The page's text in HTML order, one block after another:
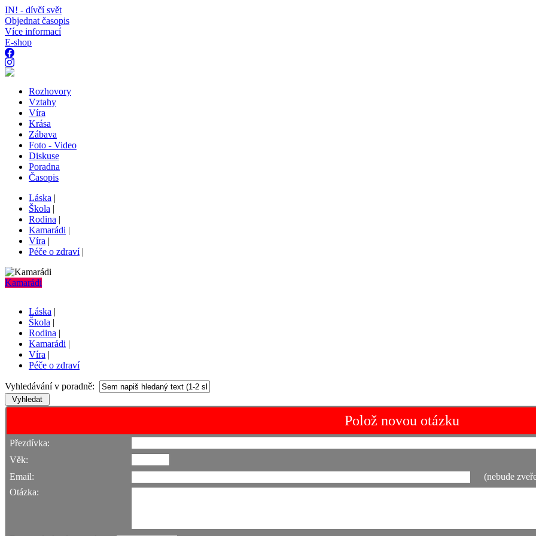
IN! - dívčí svět
Objednat časopis
Více informací
E-shop
Rozhovory
Vztahy
Víra
Krása
Zábava
Foto - Video
Diskuse
Poradna
Časopis
Láska |
Škola |
Rodina |
Kamarádi |
Víra |
Péče o zdraví|
Kamarádi
Láska |
Škola |
Rodina |
Kamarádi |
Víra |
Péče o zdraví
Vyhledávání v poradně:
Polož novou otázku
Přezdívka:
Věk:
Email:
(nebude
Otázka: